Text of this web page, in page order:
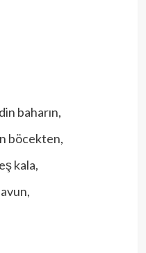
baharın,
böcekten,
kala,